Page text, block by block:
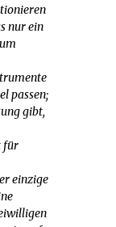
nur ein
passen;
gibt,
für
einzige